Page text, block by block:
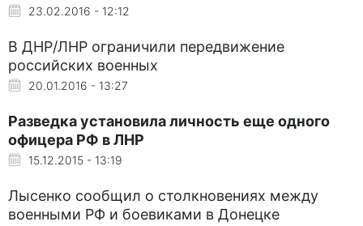
23.02.2016 - 12:12
В ДНР/ЛНР ограничили передвижение
российских военных
20.01.2016 - 13:27
Разведка установила личность еще одного
офицера РФ в ЛНР
15.12.2015 - 13:19
Лысенко сообщил о столкновениях между
военными РФ и боевиками в Донецке